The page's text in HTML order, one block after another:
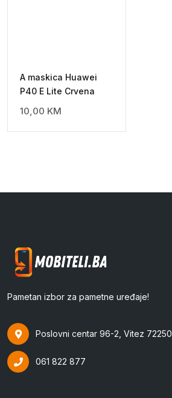
A maskica Huawei
P40 E Lite Crvena
10,00 KM
Pametan izbor za pametne uređaje!
Poslovni centar 96-2, Vitez 72250
061 822 877